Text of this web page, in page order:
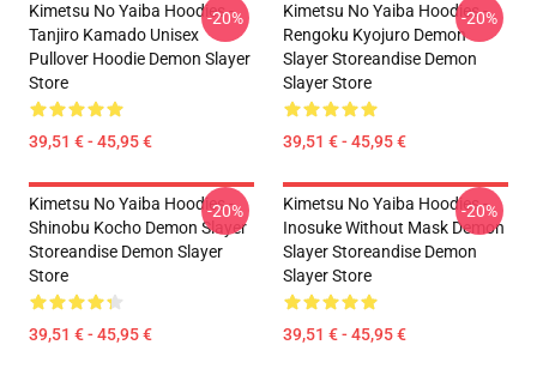
Kimetsu No Yaiba Hoodies -
Tanjiro Kamado Unisex
Pullover Hoodie Demon Slayer
Store
39,51 € - 45,95 €
-20%
Kimetsu No Yaiba Hoodies -
Rengoku Kyojuro Demon
Slayer Storeandise Demon
Slayer Store
39,51 € - 45,95 €
-20%
Kimetsu No Yaiba Hoodies -
Shinobu Kocho Demon Slayer
Storeandise Demon Slayer
Store
39,51 € - 45,95 €
-20%
Kimetsu No Yaiba Hoodies -
Inosuke Without Mask Demon
Slayer Storeandise Demon
Slayer Store
39,51 € - 45,95 €
-20%